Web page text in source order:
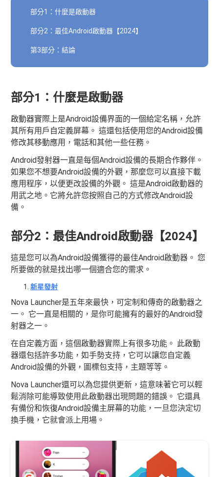
部分1：什麼是啟動器
部分2：最佳Android啟動器【2024】
第3部分：結論
部分1：什麼是啟動器
啟動器實際上是Android設備界面的一個給定名稱，允許
其所有用戶自定義屏幕。 這還包括使用您的Android設備
修改其移動應用，電話和其他一些任務。
Android發射器一直是每個Android設備的長期合作夥伴。
如果您不想要Android設備的外觀，那麼您可以直接下載
應用程序，以便更改設備的外觀。 這是Android啟動器的
用武之地。它將允許您按照自己的方式修改Android設
備。
部分2：最佳Android啟動器【2024】
這是您可以為Android設備獲得的最佳Android啟動器。 您
所要做的就是找出哪一個適合您的需求。
新星發射
Nova Launcher是五年來最快，可定制和傳奇的啟動器之
一。 它一直是相關的，是你可能擁有的最好的Android發
射器之一。
在自定義方面，這個啟動器實際上有很多功能。 此啟動
器還包括許多功能，如手勢支持，它可以讓您自定義
Android設備的外觀，圖標包支持，主題等等。
Nova Launcher還可以為您提供更新，這意味著它可以輕
鬆消除可能導致使用此啟動器出現問題的錯誤。 它還具
有備份和恢復Android設備主屏幕的功能，一旦您決定切
換手機，它就會派上用場。